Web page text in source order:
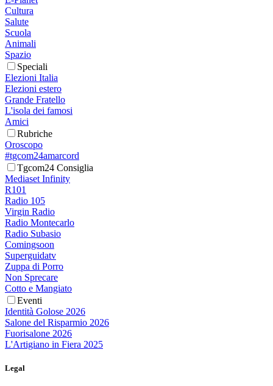
Cultura
Salute
Scuola
Animali
Spazio
Speciali
Elezioni Italia
Elezioni estero
Grande Fratello
L'isola dei famosi
Amici
Rubriche
Oroscopo
#tgcom24amarcord
Tgcom24 Consiglia
Mediaset Infinity
R101
Radio 105
Virgin Radio
Radio Montecarlo
Radio Subasio
Comingsoon
Superguidatv
Zuppa di Porro
Non Sprecare
Cotto e Mangiato
Eventi
Identità Golose 2026
Salone del Risparmio 2026
Fuorisalone 2026
L'Artigiano in Fiera 2025
Legal